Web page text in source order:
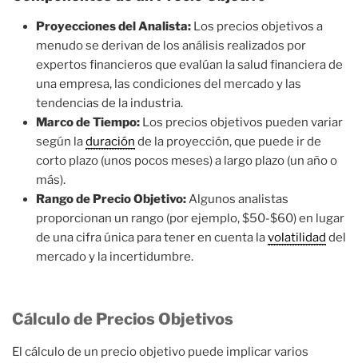
Proyecciones del Analista: Los precios objetivos a
menudo se derivan de los análisis realizados por
expertos financieros que evalúan la salud financiera de
una empresa, las condiciones del mercado y las
tendencias de la industria.
Marco de Tiempo: Los precios objetivos pueden variar
según laduración de la proyección, que puede ir de
corto plazo (unos pocos meses) a largo plazo (un año o
más).
Rango de Precio Objetivo: Algunos analistas
proporcionan un rango (por ejemplo, $50-$60) en lugar
de una cifra única para tener en cuenta lavolatilidad del
mercado y la incertidumbre.
Cálculo de Precios Objetivos
El cálculo de un precio objetivo puede implicar varios